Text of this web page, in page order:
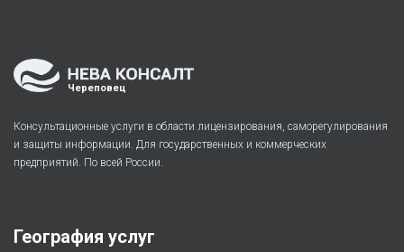
Череповец
Консультационные услуги в области лицензирования, саморегулирования
и защиты информации. Для государственных и коммерческих
предприятий. По всей России.
География услуг